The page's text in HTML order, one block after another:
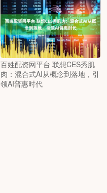
百姓配资网平台 联想CES秀肌
肉：混合式AI从概念到落地，引
领AI普惠时代